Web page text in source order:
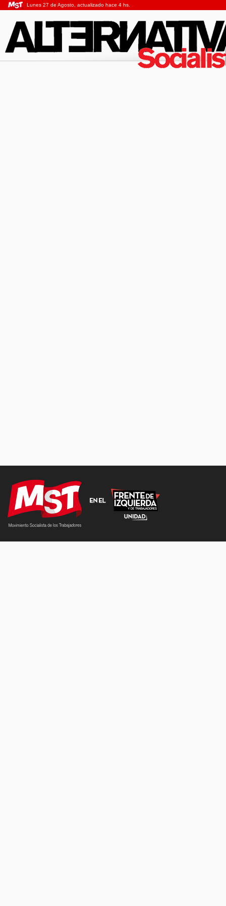
Lunes 27 de Agosto, actualizado hace 4 hs.